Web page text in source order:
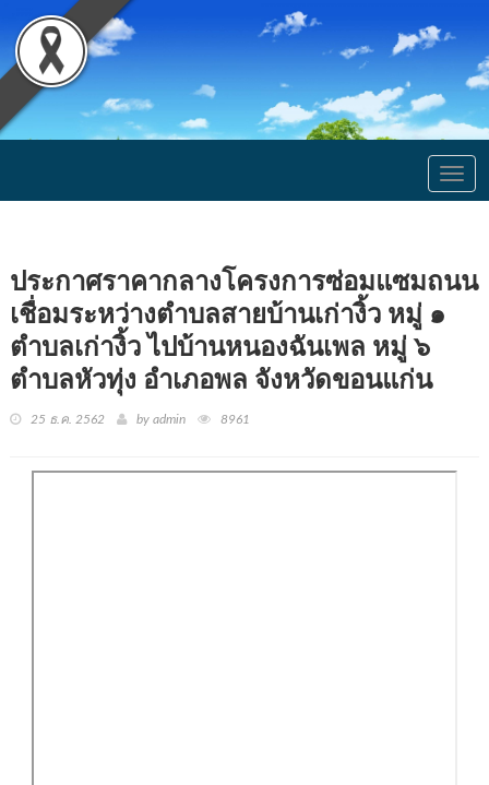
ประกาศราคากลางโครงการซ่อมแซมถนน
เชื่อมระหว่างตำบลสายบ้านเก่างิ้ว หมู่ ๑
ตำบลเก่างิ้ว ไปบ้านหนองฉันเพล หมู่ ๖
ตำบลหัวทุ่ง อำเภอพล จังหวัดขอนแก่น
25 ธ.ค. 2562 by admin 8961